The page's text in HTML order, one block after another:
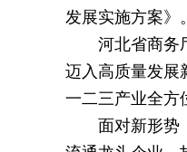
发展实施方案》。
河北省商务
迈入高质量发展
一二三产业全方
面对新形势